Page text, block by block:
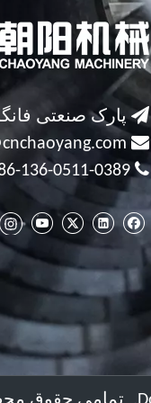
پارک صنعتی


86-136-0511-0389+